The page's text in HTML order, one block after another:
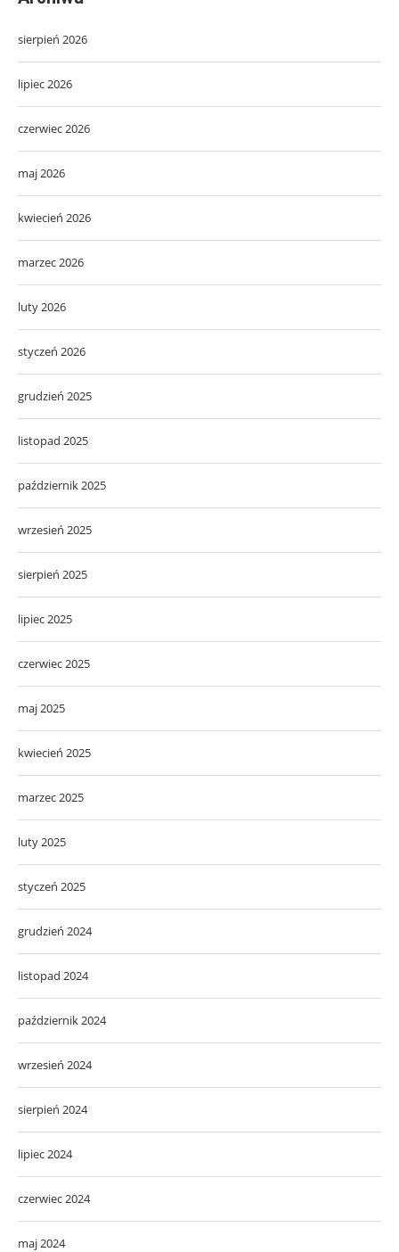
sierpień 2026
lipiec 2026
czerwiec 2026
maj 2026
kwiecień 2026
marzec 2026
luty 2026
styczeń 2026
grudzień 2025
listopad 2025
październik 2025
wrzesień 2025
sierpień 2025
lipiec 2025
czerwiec 2025
maj 2025
kwiecień 2025
marzec 2025
luty 2025
styczeń 2025
grudzień 2024
listopad 2024
październik 2024
wrzesień 2024
sierpień 2024
lipiec 2024
czerwiec 2024
maj 2024